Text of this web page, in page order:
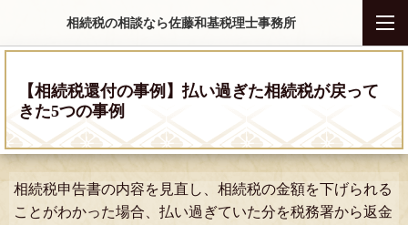
相続税の相談なら佐藤和基税理士事務所
【相続税還付の事例】払い過ぎた相続税が戻って
きた5つの事例
相続税申告書の内容を見直し、相続税の金額を下げられる
ことがわかった場合、払い過ぎていた分を税務署から返金